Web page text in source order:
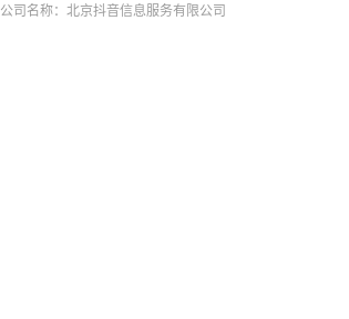
公司名称：北京抖音信息服务有限公司